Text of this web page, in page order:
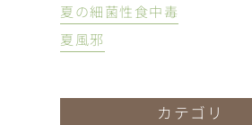
夏の細菌性食中毒
夏風邪
カテゴリ